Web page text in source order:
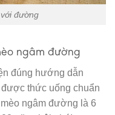
đường
ngâm đường
đúng hướng dẫn
thức uống chuẩn
ngâm đường là 6